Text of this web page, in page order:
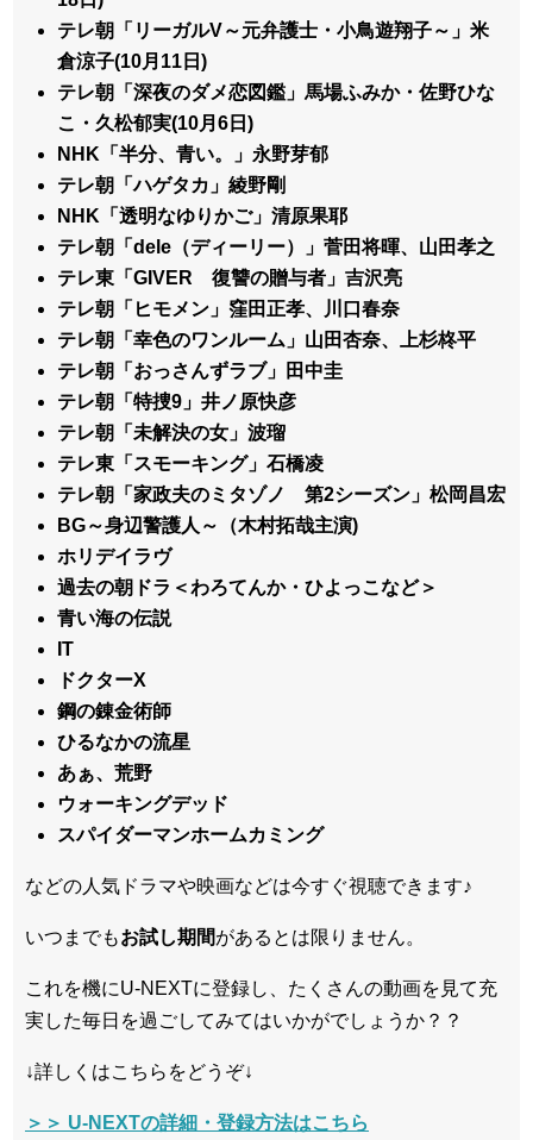
テレ朝「リーガルV～元弁護士・小鳥遊翔子～」米
倉涼子(10月11日)
テレ朝「深夜のダメ恋図鑑」馬場ふみか・佐野ひな
こ・久松郁実(10月6日)
NHK「半分、青い。」永野芽郁
テレ朝「ハゲタカ」綾野剛
NHK「透明なゆりかご」清原果耶
テレ朝「dele（ディーリー）」菅田将暉、山田孝之
テレ東「GIVER 復讐の贈与者」吉沢亮
テレ朝「ヒモメン」窪田正孝、川口春奈
テレ朝「幸色のワンルーム」山田杏奈、上杉柊平
テレ朝「おっさんずラブ」田中圭
テレ朝「特捜9」井ノ原快彦
テレ朝「未解決の女」波瑠
テレ東「スモーキング」石橋凌
テレ朝「家政夫のミタゾノ 第2シーズン」松岡昌宏
BG～身辺警護人～（木村拓哉主演)
ホリデイラヴ
過去の朝ドラ＜わろてんか・ひよっこなど＞
青い海の伝説
IT
ドクターX
鋼の錬金術師
ひるなかの流星
あぁ、荒野
ウォーキングデッド
スパイダーマンホームカミング
などの人気ドラマや映画などは今すぐ視聴できます♪
いつまでもお試し期間があるとは限りません。
これを機にU-NEXTに登録し、たくさんの動画を見て充
実した毎日を過ごしてみてはいかがでしょうか？？
↓詳しくはこちらをどうぞ↓
＞＞ U-NEXTの詳細・登録方法はこちら